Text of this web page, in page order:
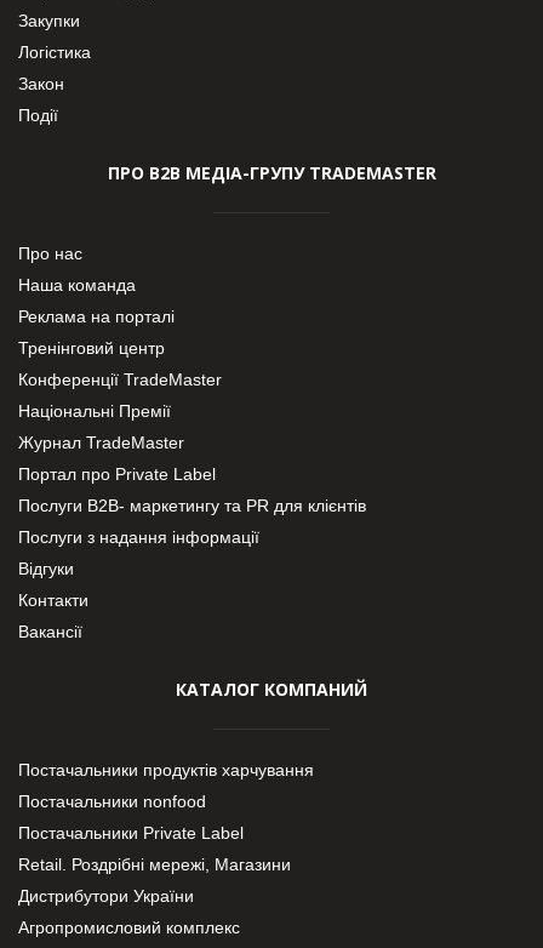
Закупки
Логістика
Закон
Події
ПРО В2В МЕДІА-ГРУПУ TRADEMASTER
Про нас
Наша команда
Реклама на порталі
Тренінговий центр
Конференції TradeMaster
Національні Премії
Журнал TradeMaster
Портал про Private Label
Послуги В2В- маркетингу та PR для клієнтів
Послуги з надання інформації
Відгуки
Контакти
Вакансії
КАТАЛОГ КОМПАНИЙ
Постачальники продуктів харчування
Постачальники nonfood
Постачальники Private Label
Retail. Роздрібні мережі, Магазини
Дистрибутори України
Агропромисловий комплекс